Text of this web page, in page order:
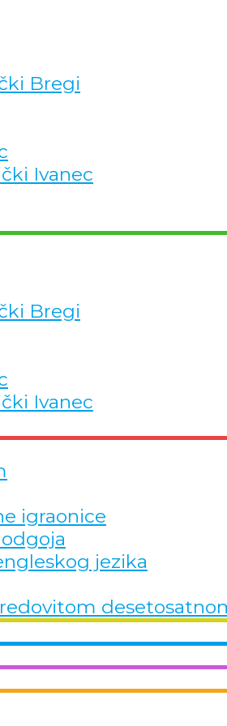
Bregi
Ivanec
Bregi
Ivanec
igraonice
jezika